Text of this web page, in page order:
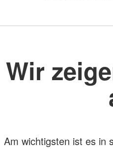
Wir
Am wichtigsten ist es in